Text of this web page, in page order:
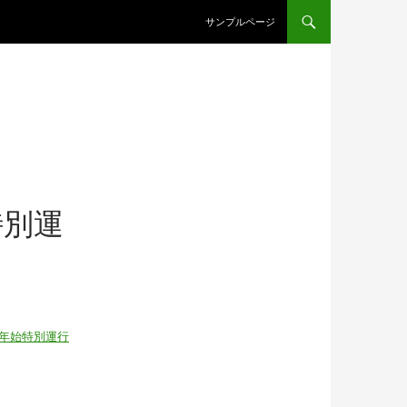
サンプルページ
運
始特別運行